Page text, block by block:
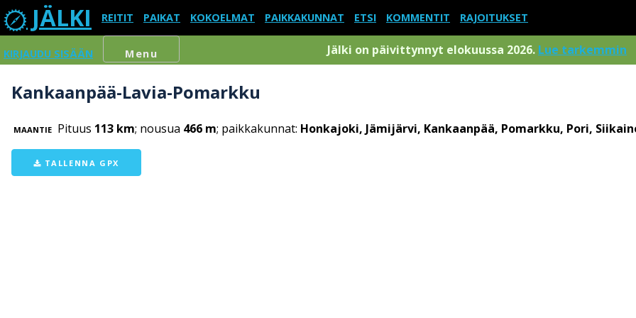
JÄLKI REITIT PAIKAT KOKOELMAT PAIKKAKUNNAT ETSI KOMMENTIT RAJOITUKSET
KIRJAUDU SISÄÄN Menu Jälki on päivittynnyt elokuussa 2026. Lue tarkemmin
Kankaanpää-Lavia-Pomarkku
MAANTIE Pituus 113 km; nousua 466 m; paikkakunnat: Honkajoki, Jämijärvi, Kankaanpää, Pomarkku, Pori,
TALLENNA GPX